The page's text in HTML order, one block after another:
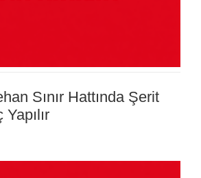
Sınır Hattında Şerit